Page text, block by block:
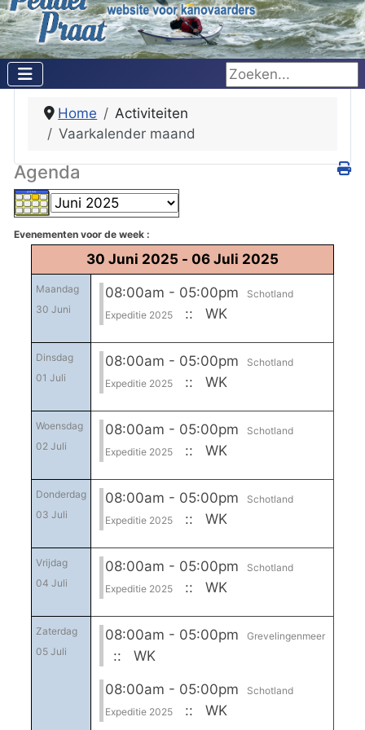
Zoeken...
Home
Activiteiten
Vaarkalender maand
Agenda
Evenementen voor de week :
30 Juni 2025 - 06 Juli 2025
Maandag
30 Juni
08:00am - 05:00pm
Schotland
Expeditie 2025
:: WK
Dinsdag
01 Juli
08:00am - 05:00pm
Schotland
Expeditie 2025
:: WK
Woensdag
02 Juli
08:00am - 05:00pm
Schotland
Expeditie 2025
:: WK
Donderdag
03 Juli
08:00am - 05:00pm
Schotland
Expeditie 2025
:: WK
Vrijdag
04 Juli
08:00am - 05:00pm
Schotland
Expeditie 2025
:: WK
Zaterdag
05 Juli
08:00am - 05:00pm Grevelingenmeer
:: WK
08:00am - 05:00pm
Schotland
Expeditie 2025
:: WK